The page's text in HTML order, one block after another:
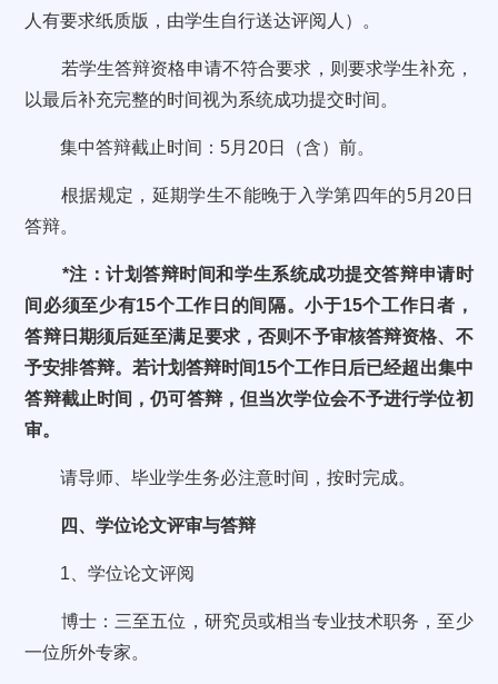
人有要求纸质版，由学生自行送达评阅人）。
若学生答辩资格申请不符合要求，则要求学生补充，
以最后补充完整的时间视为系统成功提交时间。
集中答辩截止时间：5月20日（含）前。
根据规定，延期学生不能晚于入学第四年的5月20日
答辩。
*注：计划答辩时间和学生系统成功提交答辩申请时
间必须至少有15个工作日的间隔。小于15个工作日者，
答辩日期须后延至满足要求，否则不予审核答辩资格、不
予安排答辩。若计划答辩时间15个工作日后已经超出集中
答辩截止时间，仍可答辩，但当次学位会不予进行学位初
审。
请导师、毕业学生务必注意时间，按时完成。
四、学位论文评审与答辩
1、学位论文评阅
博士：三至五位，研究员或相当专业技术职务，至少
一位所外专家。